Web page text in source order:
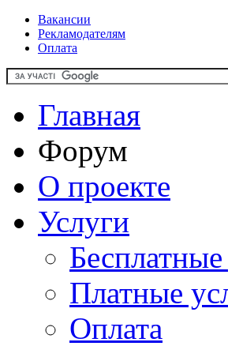
Вакансии
Рекламодателям
Оплата
Главная
Форум
О проекте
Услуги
Платные
Оплата